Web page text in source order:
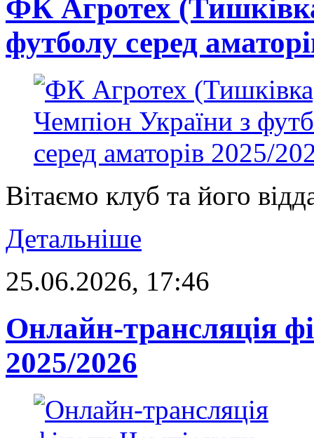
ФК Агротех
футболу серед
Вітаємо клуб та його
Детальніше
25.06.2026, 17:46
Онлайн-трансляція
2025/2026